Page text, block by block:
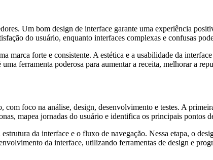
Um bom design de interface garante uma experiência
do usuário, enquanto interfaces complexas e confusas
marca forte e consistente. A estética e a usabilidade da
ferramenta poderosa para aumentar a receita, melhorar a
foco na análise, design, desenvolvimento e testes. A
mapea jornadas do usuário e identifica os principais pontos
da interface e o fluxo de navegação. Nessa etapa, o
da interface, utilizando ferramentas de design e